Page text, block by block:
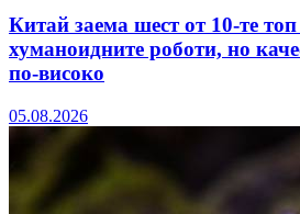
Китай заема шест от 10-те
хуманоидните роботи, но
по-високо
05.08.2026